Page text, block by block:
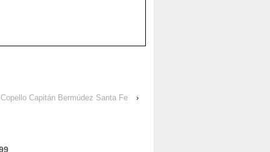
Capitán Bermúdez Santa Fe ›